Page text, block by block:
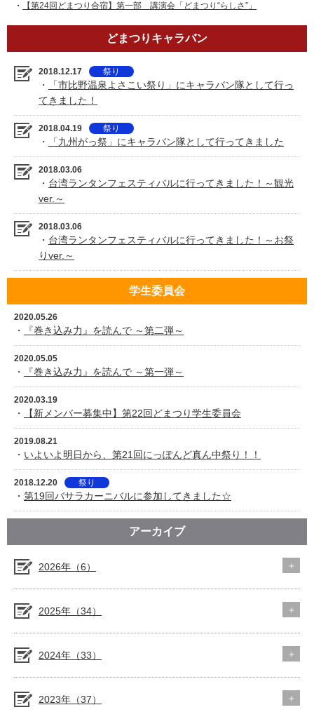
・ 【第24回どまつり合宿】第一部 講演会「どまつり“らしさ”」
どまつりキャラバン
2018.12.17 祭り
・
「市比野温泉よさこい祭り」にキャラバン隊として行っ
てきました！
2018.04.19 祭り
・ 「九州がっ祭」にキャラバン隊として行ってきました
2018.03.06
・ 台湾ランタンフェスティバルに行ってきました！～観光
ver.～
2018.03.06
・ 台湾ランタンフェスティバルに行ってきました！～お祭
りver.～
学生委員会
2020.05.26
・ 『巻き込み力』を読んで ～第二弾～
2020.05.05
・ 『巻き込み力』を読んで ～第一弾～
2020.03.19
・ 【新メンバー募集中】第22回どまつり学生委員会
2019.08.21
・ いよいよ明日から、第21回にっぽんど真ん中祭り！！
2018.12.20 祭り
・ 第19回バサラカーニバルに参加してきました☆
アーカイブ
2026年（6）
2025年（34）
2024年（33）
2023年（37）